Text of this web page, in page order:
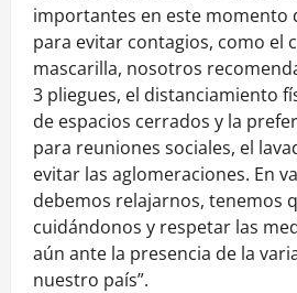
importantes en este momento
para evitar contagios, como el
mascarilla, nosotros
3 pliegues, el distanciamiento
de espacios cerrados y la
para reuniones sociales, el
evitar las aglomeraciones. En
debemos relajarnos, tenemos
cuidándonos y respetar las
aún ante la presencia de la
nuestro país”.